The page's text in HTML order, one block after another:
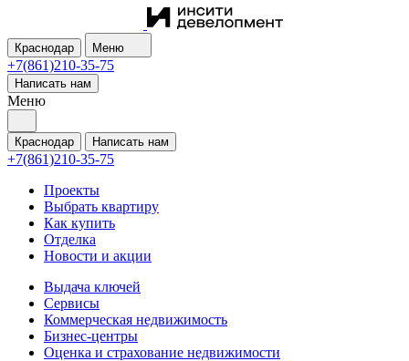
Краснодар Меню
+7(861)210-35-75
Написать нам
Меню
Краснодар Написать нам
+7(861)210-35-75
Проекты
Выбрать квартиру
Как купить
Отделка
Новости и акции
Выдача ключей
Сервисы
Коммерческая недвижимость
Бизнес-центры
Оценка и страхование недвижимости